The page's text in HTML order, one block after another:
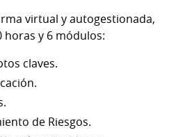
virtual y autogestionada,
horas y 6 módulos:
claves.
de Riesgos.